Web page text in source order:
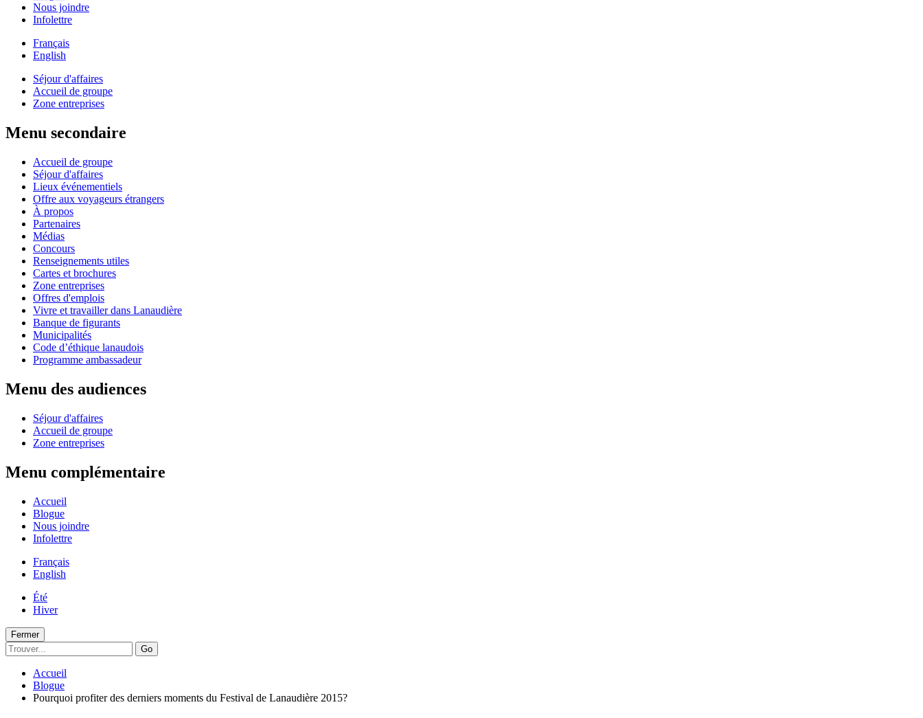
Nous joindre
Infolettre
Français
English
Séjour d'affaires
Accueil de groupe
Zone entreprises
Menu secondaire
Accueil de groupe
Séjour d'affaires
Lieux événementiels
Offre aux voyageurs étrangers
À propos
Partenaires
Médias
Concours
Renseignements utiles
Cartes et brochures
Zone entreprises
Offres d'emplois
Vivre et travailler dans Lanaudière
Banque de figurants
Municipalités
Code d’éthique lanaudois
Programme ambassadeur
Menu des audiences
Séjour d'affaires
Accueil de groupe
Zone entreprises
Menu complémentaire
Accueil
Blogue
Nous joindre
Infolettre
Français
English
Été
Hiver
Fermer
Go
Accueil
Blogue
Pourquoi profiter des derniers moments du Festival de Lanaudière 2015?